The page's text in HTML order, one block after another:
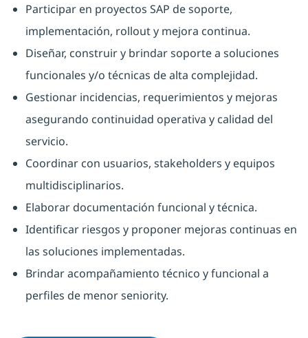
Participar en proyectos SAP de soporte,
implementación, rollout y mejora continua.
Diseñar, construir y brindar soporte a soluciones
funcionales y/o técnicas de alta complejidad.
Gestionar incidencias, requerimientos y mejoras
asegurando continuidad operativa y calidad del
servicio.
Coordinar con usuarios, stakeholders y equipos
multidisciplinarios.
Elaborar documentación funcional y técnica.
Identificar riesgos y proponer mejoras continuas en
las soluciones implementadas.
Brindar acompañamiento técnico y funcional a
perfiles de menor seniority.